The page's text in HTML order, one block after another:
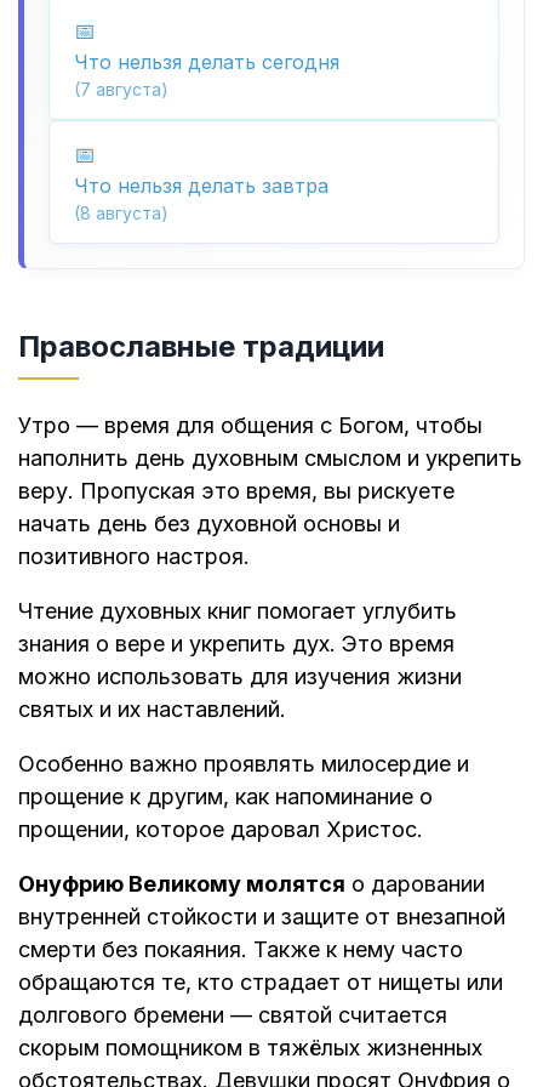
Что нельзя делать сегодня
(7 августа)
Что нельзя делать завтра
(8 августа)
Православные традиции
Утро — время для общения с Богом, чтобы
наполнить день духовным смыслом и укрепить
веру. Пропуская это время, вы рискуете
начать день без духовной основы и
позитивного настроя.
Чтение духовных книг помогает углубить
знания о вере и укрепить дух. Это время
можно использовать для изучения жизни
святых и их наставлений.
Особенно важно проявлять милосердие и
прощение к другим, как напоминание о
прощении, которое даровал Христос.
Онуфрию Великому молятся о даровании
внутренней стойкости и защите от внезапной
смерти без покаяния. Также к нему часто
обращаются те, кто страдает от нищеты или
долгового бремени — святой считается
скорым помощником в тяжёлых жизненных
обстоятельствах. Девушки просят Онуфрия о